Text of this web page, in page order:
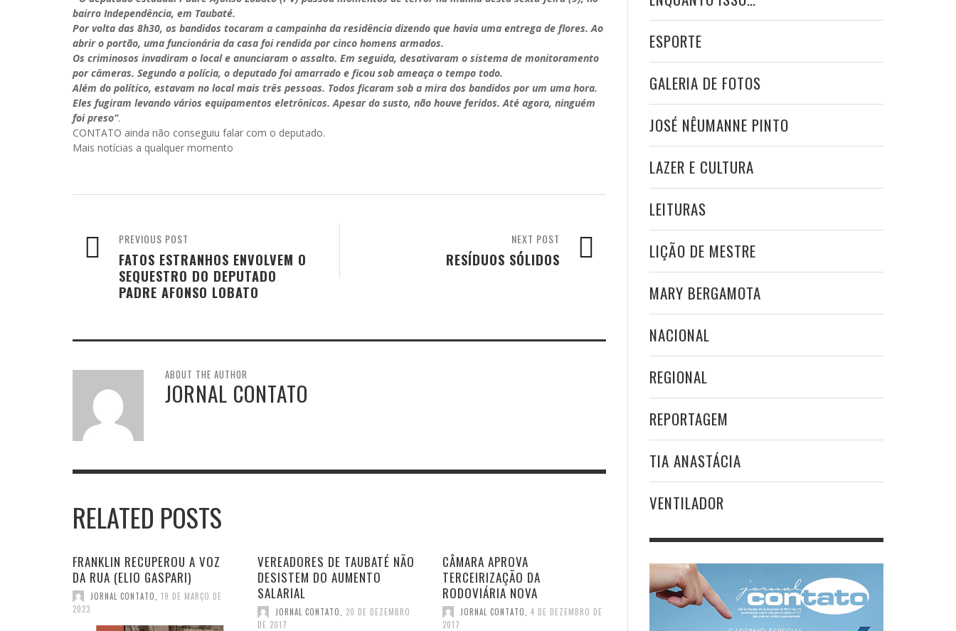
bairro Independência, em Taubaté.
Por volta das 8h30, os bandidos tocaram a campainha da residência dizendo que havia uma entrega de flores. Ao
abrir o portão, uma funcionária da casa foi rendida por cinco homens armados.
Os criminosos invadiram o local e anunciaram o assalto. Em seguida, desativaram o sistema de monitoramento
por câmeras. Segundo a polícia, o deputado foi amarrado e ficou sob ameaça o tempo todo.
Além do político, estavam no local mais três pessoas. Todos ficaram sob a mira dos bandidos por um uma hora.
Eles fugiram levando vários equipamentos eletrônicos. Apesar do susto, não houve feridos. Até agora, ninguém
foi preso”.
CONTATO ainda não conseguiu falar com o deputado.
Mais notícias a qualquer momento
NEXT POST
RESÍDUOS SÓLIDOS
PREVIOUS POST
FATOS ESTRANHOS ENVOLVEM O
SEQUESTRO DO DEPUTADO
PADRE AFONSO LOBATO
ABOUT THE AUTHOR
JORNAL CONTATO
RELATED POSTS
FRANKLIN RECUPEROU A VOZ
DA RUA (ELIO GASPARI)
JORNAL CONTATO
19 DE MARÇO DE
2023
VEREADORES DE TAUBATÉ NÃO
DESISTEM DO AUMENTO
SALARIAL
JORNAL CONTATO
20 DE DEZEMBRO
DE 2017
CÂMARA APROVA
TERCEIRIZAÇÃO DA
RODOVIÁRIA NOVA
JORNAL CONTATO
4 DE DEZEMBRO DE
2017
ESPORTE
GALERIA DE FOTOS
JOSÉ NÊUMANNE PINTO
LAZER E CULTURA
LEITURAS
LIÇÃO DE MESTRE
MARY BERGAMOTA
NACIONAL
REGIONAL
REPORTAGEM
TIA ANASTÁCIA
VENTILADOR